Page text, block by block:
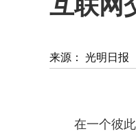
来源： 光明日
在一个彼